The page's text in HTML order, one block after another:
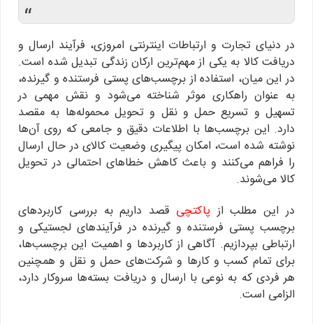
“
در دنیای تجارت و ارتباطات اینترنتی امروزی، فرآیند ارسال و
دریافت کالا به یکی از مهم‌ترین ارکان زندگی تبدیل شده است.
در این میان، استفاده از برچسب‌های پستی فرستنده و گیرنده،
به عنوان راهکاری موثر شناخته می‌شود و نقش مهمی در
تسهیل و تسریع حمل و نقل و تحویل محموله‌ها به مقصد
دارد. این برچسب‌ها با اطلاعات دقیق و جامعی که روی آن‌ها
نوشته شده است، امکان پیگیری وضعیت کالای در حال ارسال
را فراهم می‌کنند و باعث کاهش خطاهای احتمالی در تحویل
کالا می‌شوند.
در این مطلب ازپاکتچی قصد داریم به بررسی کاربردهای
برچسب‌ پستی فرستنده و گیرنده در فرآیندهای لجستیکی و
ارتباطی بپردازیم. آگاهی از کاربردها و اهمیت این برچسب‌ها،
برای تمام کسب‌ و کارها و شرکت‌های حمل و نقل و همچنین
هر فردی که به نوعی با ارسال و دریافت بسته‌ها سروکار دارد،
الزامی است.